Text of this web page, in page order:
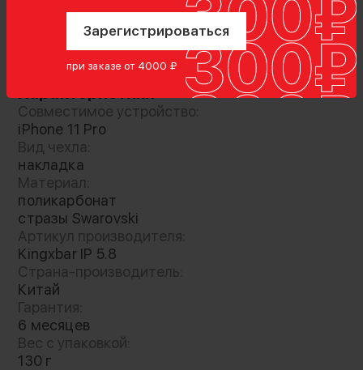
Зарегистрироваться
при заказе от 4000 ₽
Аксессуар инкрустирован блистающими
лицензионными кристаллами Swarovski, по
качеству с которыми не может сравниться ни
один конкурент
Показать полностью
Совместимое устройство:
iPhone 11 Pro
Вид чехла:
накладка
Материал:
поликарбонат
стразы Swarovski
Артикул производителя:
Kingxbar IP 5.8
Страна-производитель:
Китай
Гарантия:
6 месяцев
Вес с упаковкой:
130 г